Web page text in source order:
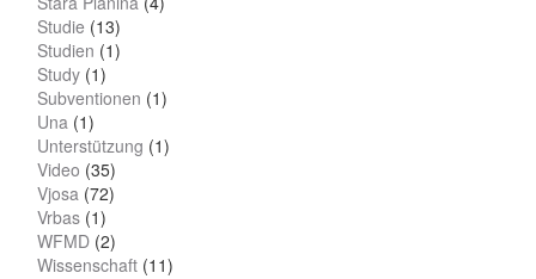
Studie (13)
Studien (1)
Study (1)
Subventionen (1)
Una (1)
Unterstützung (1)
Video (35)
Vjosa (72)
Vrbas (1)
WFMD (2)
Wissenschaft (11)